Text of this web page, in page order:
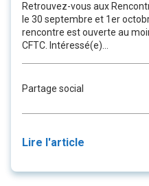
Retrouvez-vous aux
le 30 septembre et 1er
rencontre est ouverte au
CFTC. Intéressé(e)...
Partage social
Lire l'article